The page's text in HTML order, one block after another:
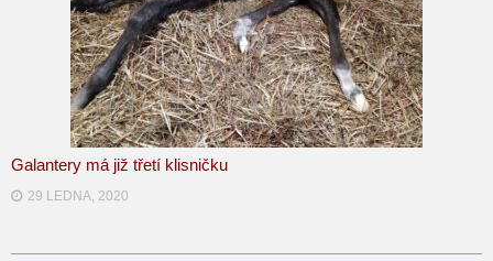
Galantery má již třetí klisničku
29 LEDNA, 2020